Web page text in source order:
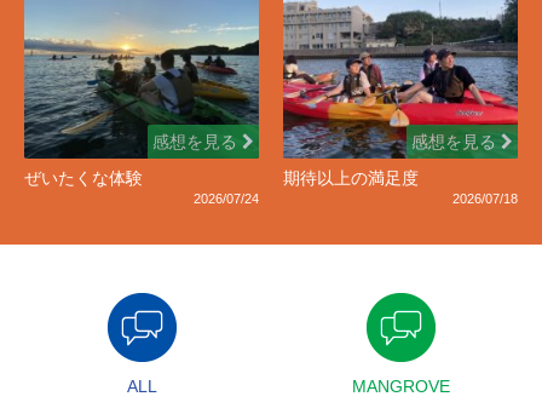
感想を見る
ぜいたくな体験
2026/07/24
感想を見る
期待以上の満足度
2026/07/18
ALL
MANGROVE